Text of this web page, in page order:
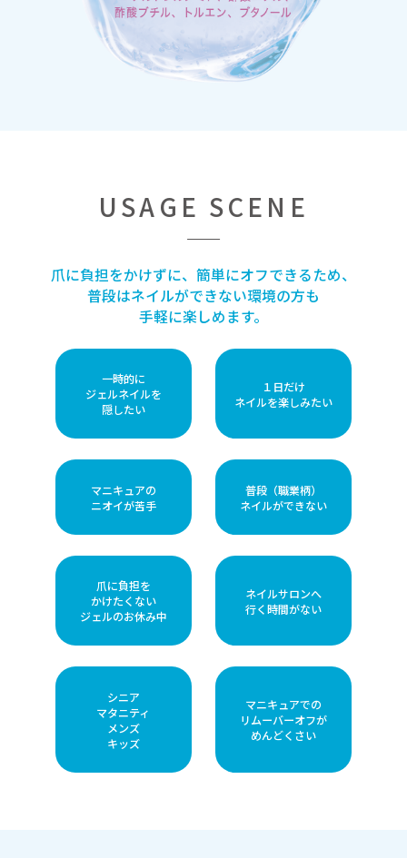
USAGE SCENE
爪に負担をかけずに、簡単にオフできるため、
普段はネイルができない環境の方も
手軽に楽しめます。
一時的に
ジェルネイルを
隠したい
１日だけ
ネイルを楽しみたい
マニキュアの
ニオイが苦手
普段（職業柄）
ネイルができない
爪に負担を
かけたくない
ジェルのお休み中
ネイルサロンへ
行く時間がない
シニア
マタニティ
メンズ
キッズ
マニキュアでの
リムーバーオフが
めんどくさい